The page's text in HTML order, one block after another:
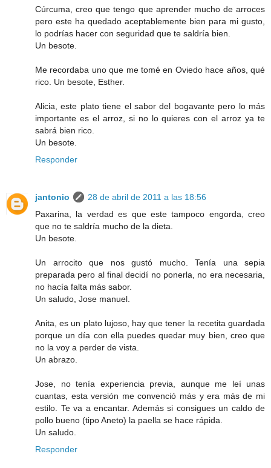
Cúrcuma, creo que tengo que aprender mucho de arroces
pero este ha quedado aceptablemente bien para mi gusto,
lo podrías hacer con seguridad que te saldría bien.
Un besote.
Me recordaba uno que me tomé en Oviedo hace años, qué
rico. Un besote, Esther.
Alicia, este plato tiene el sabor del bogavante pero lo más
importante es el arroz, si no lo quieres con el arroz ya te
sabrá bien rico.
Un besote.
Responder
jantonio
28 de abril de 2011 a las 18:56
Paxarina, la verdad es que este tampoco engorda, creo
que no te saldría mucho de la dieta.
Un besote.
Un arrocito que nos gustó mucho. Tenía una sepia
preparada pero al final decidí no ponerla, no era necesaria,
no hacía falta más sabor.
Un saludo, Jose manuel.
Anita, es un plato lujoso, hay que tener la recetita guardada
porque un día con ella puedes quedar muy bien, creo que
no la voy a perder de vista.
Un abrazo.
Jose, no tenía experiencia previa, aunque me leí unas
cuantas, esta versión me convenció más y era más de mi
estilo. Te va a encantar. Además si consigues un caldo de
pollo bueno (tipo Aneto) la paella se hace rápida.
Un saludo.
Responder